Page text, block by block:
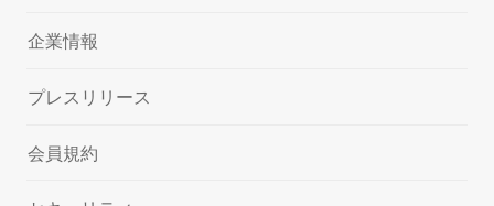
企業情報
プレスリリース
会員規約